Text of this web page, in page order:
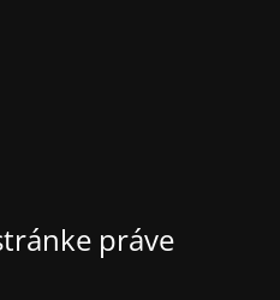
práve